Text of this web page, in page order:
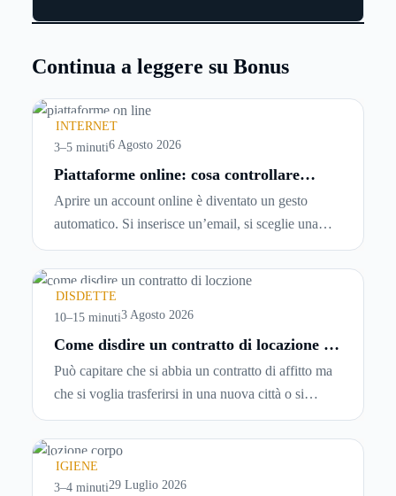
Continua a leggere su Bonus
INTERNET
3–5 minuti6 Agosto 2026
Piattaforme online: cosa controllare
prima di iscriversi e usare servizi in
tempo reale
Aprire un account online è diventato un gesto
automatico. Si inserisce un’email, si sceglie una
password, si accetta una serie di condizioni senza
leggerle davvero. Tutto avviene in pochi minuti,
spesso senza che ci si fermi a capire dove si sta
entrando.
DISDETTE
10–15 minuti3 Agosto 2026
Come disdire un contratto di locazione in
modo corretto ed efficace
Può capitare che si abbia un contratto di affitto ma
che si voglia trasferirsi in una nuova città o si
abbiano problemi a pagare il canone, per cui si
comincia a cercare un’altra abitazione: è legittimo
chiedersi se è possibile
locazioneprima che scada. In questa guida
IGIENE
3–4 minuti29 Luglio 2026